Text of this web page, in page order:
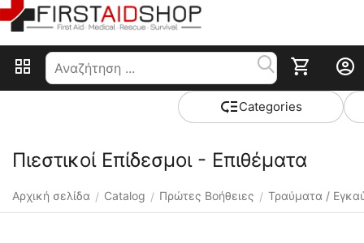
Сategories
Πιεστικοί Επίδεσμοι - Επιθέματα
Αρχική σελίδα / Catalog / Πρώτες Βοήθειες / Τραύματα /